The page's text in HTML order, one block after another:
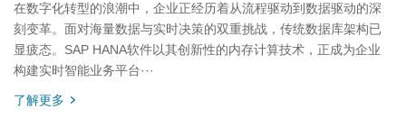
在数字化转型的浪潮中，企业正经历着从流程驱动到数据驱动的深
刻变革。面对海量数据与实时决策的双重挑战，传统数据库架构已
显疲态。SAP HANA软件以其创新性的内存计算技术，正成为企业
构建实时智能业务平台···
了解更多